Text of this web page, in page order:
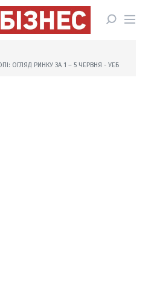
ОГЛЯД РИНКУ ЗА 1 – 5 ЧЕРВНЯ - УЕБ